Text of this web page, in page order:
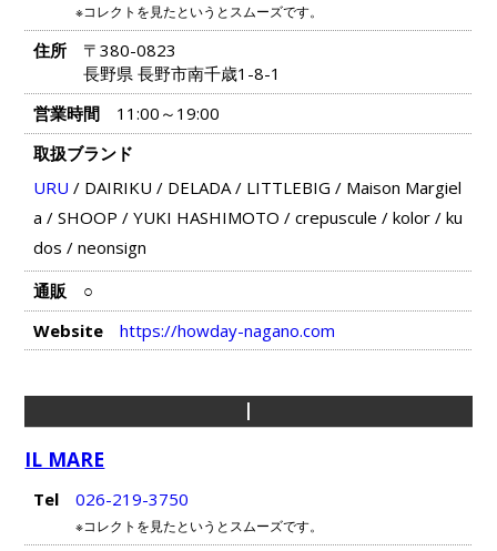
※コレクトを見たというとスムーズです。
住所
〒380-0823
長野県 長野市南千歳1-8-1
営業時間
11:00～19:00
取扱ブランド
URU / DAIRIKU / DELADA/ LITTLEBIG / Maison Margiel
a / SHOOP / YUKI HASHIMOTO / crepuscule / kolor/ ku
dos / neonsign
通販
○
Website
https://howday-nagano.com
I
IL MARE
Tel 026-219-3750
※コレクトを見たというとスムーズです。